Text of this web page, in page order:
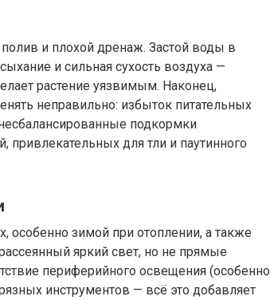
и плохой дренаж. Застой воды в
и сильная сухость воздуха —
растение уязвимым. Наконец,
неправильно: избыток питательных
подкормки
привлекательных для тли и паутинного
особенно зимой при отоплении, а также
яркий свет, но не прямые
периферийного освещения (особенно
инструментов — всё это добавляет